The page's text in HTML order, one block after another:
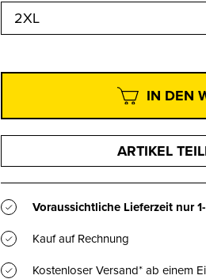
2XL
IN DEN
ARTIKEL
Voraussichtliche Lieferzeit nur
Kauf auf Rechnung
Kostenloser Versand* ab einem